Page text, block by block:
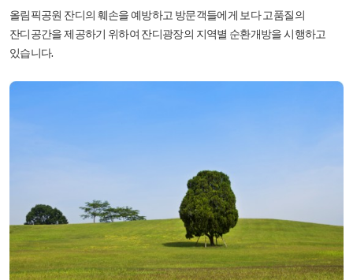
올림픽공원 잔디의 훼손을 예방하고 방문객들에게 보다 고품질의
잔디공간을 제공하기 위하여 잔디광장의 지역별 순환개방을 시행하고
있습니다.